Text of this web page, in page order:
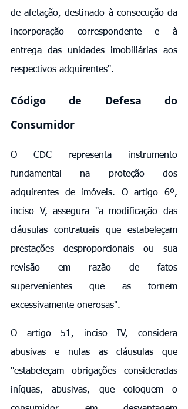
de afetação, destinado à consecução da
incorporação correspondente e à
entrega das unidades imobiliárias aos
respectivos adquirentes".
Código de Defesa do
Consumidor
O CDC representa instrumento
fundamental na proteção dos
adquirentes de imóveis. O artigo 6º,
inciso V, assegura "a modificação das
cláusulas contratuais que estabeleçam
prestações desproporcionais ou sua
revisão em razão de fatos
supervenientes que as tornem
excessivamente onerosas".
O artigo 51, inciso IV, considera
abusivas e nulas as cláusulas que
"estabeleçam obrigações consideradas
iníquas, abusivas, que coloquem o